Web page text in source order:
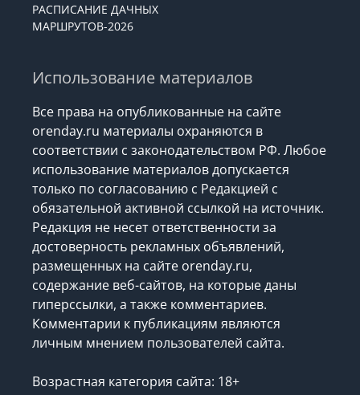
РАСПИСАНИЕ ДАЧНЫХ
МАРШРУТОВ-2026
Использование материалов
Все права на опубликованные на сайте
orenday.ru материалы охраняются в
соответствии с законодательством РФ. Любое
использование материалов допускается
только по согласованию с Редакцией с
обязательной активной ссылкой на источник.
Редакция не несет ответственности за
достоверность рекламных объявлений,
размещенных на сайте orenday.ru,
содержание веб-сайтов, на которые даны
гиперссылки, а также комментариев.
Комментарии к публикациям являются
личным мнением пользователей сайта.
Возрастная категория сайта: 18+